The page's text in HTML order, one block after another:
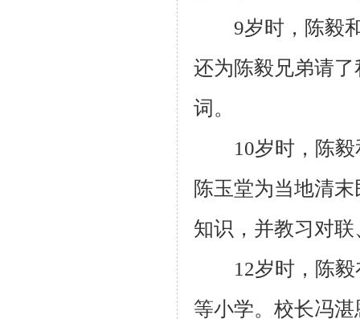
9岁时，陈毅和
还为陈毅兄弟请
词。
10岁时，陈毅
陈玉堂为当地清
知识，并教习对
12岁时，陈毅
等小学。校长冯